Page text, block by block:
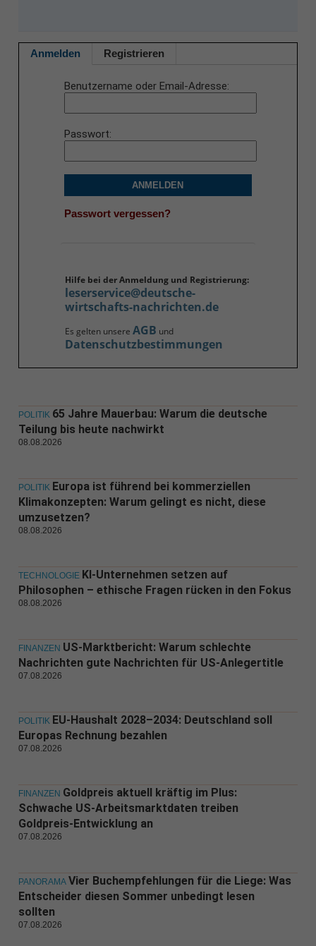
Anmelden Registrieren
Benutzername oder Email-Adresse
Passwort
ANMELDEN
Passwort vergessen?
Hilfe bei der Anmeldung und Registrierung:
leserservice@deutsche-
wirtschafts-nachrichten.de
Es gelten unsere AGB und
Datenschutzbestimmungen
POLITIK 65 Jahre Mauerbau: Warum die deutsche
Teilung bis heute nachwirkt
08.08.2026
POLITIK Europa ist führend bei kommerziellen
Klimakonzepten: Warum gelingt es nicht, diese
umzusetzen?
08.08.2026
TECHNOLOGIE KI-Unternehmen setzen auf
Philosophen – ethische Fragen rücken in den Fokus
08.08.2026
FINANZEN US-Marktbericht: Warum schlechte
Nachrichten gute Nachrichten für US-Anlegertitle
07.08.2026
POLITIK EU-Haushalt 2028–2034: Deutschland soll
Europas Rechnung bezahlen
07.08.2026
FINANZEN Goldpreis aktuell kräftig im Plus:
Schwache US-Arbeitsmarktdaten treiben
Goldpreis-Entwicklung an
07.08.2026
PANORAMA Vier Buchempfehlungen für die Liege: Was
Entscheider diesen Sommer unbedingt lesen
sollten
07.08.2026